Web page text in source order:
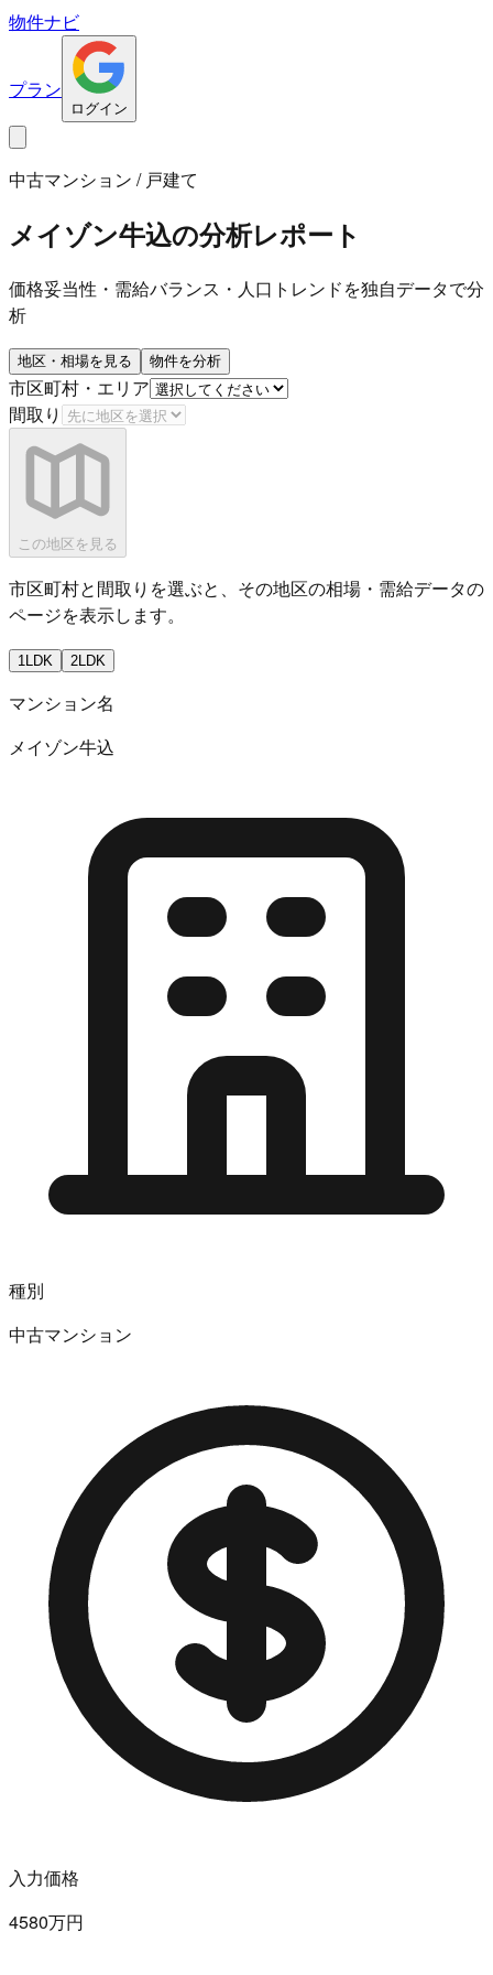
物件ナビ
プラン
ログイン
中古マンション / 戸建て
メイゾン牛込の分析レポート
価格妥当性・需給バランス・人口トレンドを独自データで分
析
地区・相場を見る 物件を分析
市区町村・エリア
間取り
この地区を見る
市区町村と間取りを選ぶと、その地区の相場・需給データの
ページを表示します。
1LDK 2LDK
マンション名
メイゾン牛込
種別
中古マンション
入力価格
4580万円